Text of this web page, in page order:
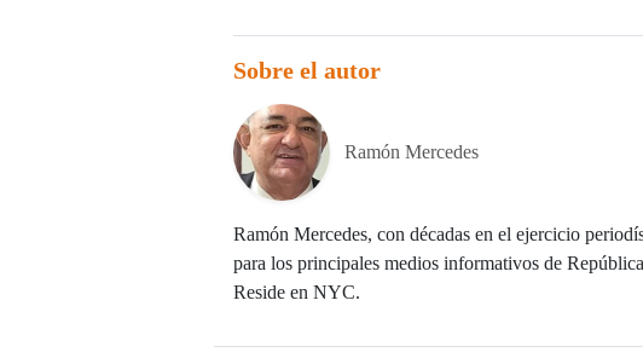
Sobre el autor
Ramón Mercedes
Ramón Mercedes, con décadas en el ejercicio
para los principales medios informativos de
Reside en NYC.